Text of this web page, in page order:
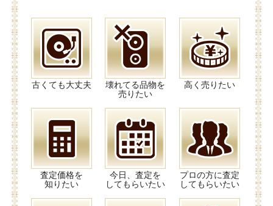
古くても大丈夫
壊れてる品物を
売りたい
高く売りたい
査定価格を
知りたい
今日、査定を
してもらいたい
プロの方に査定
してもらいたい